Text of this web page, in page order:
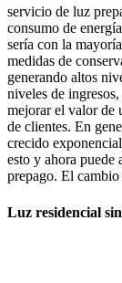
servicio de luz
consumo de
sería con la
medidas de
generando altos
niveles de
mejorar el valor de
de clientes. En
crecido
esto y ahora puede
prepago. El
Luz residencial